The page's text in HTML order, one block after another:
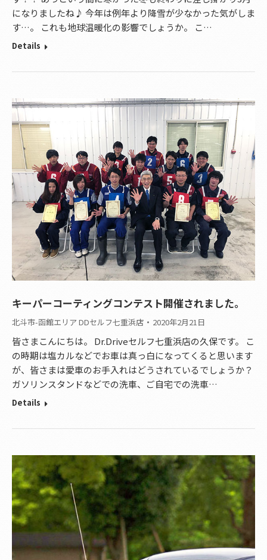
になりましたね♪ 今年は例年より降雪が少なかった気がしま
す…。 これも地球温暖化の影響でしょうか。 こ…
Details
キーパーコーティングコンテスト開催されました。
北斗市-函館エリア DDセルフ七重浜店 2020年2月21日
皆さまこんにちは。 Dr.Driveセルフ七重浜店の久保です。 こ
の時期は塩カルなどでお車は真っ白になってくると思います
が、皆さまは愛車のお手入れはどうされているでしょうか？
ガソリンスタンドなどでの洗車、ご自宅での洗車…
Details